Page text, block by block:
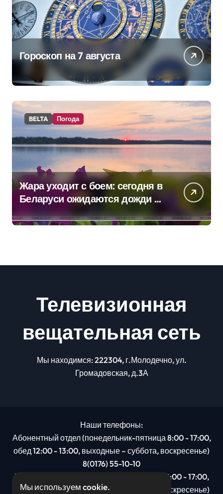
Гороскоп на 7 августа
BELTA Погода
Жара уходит с боем: сегодня в
Беларуси ожидаются дожди и
грозы
Телевизионная
вещательная сеть
Мы находимся: 222304, г.Молодечно, ул.
Громадовская, д.3А
Наши телефоны:
Абонентный отдел (понедельник-пятница 8:00 - 17:00,
обед 12:00 - 13:00, выходные – суббота, воскресенье)
8(0176) 55-10-10
Рекламный отдел (понедельник-пятница 8:00 - 17:00,
обед 12:00 - 13:00, выходные – суббота, воскресенье)
Мы используем cookie.